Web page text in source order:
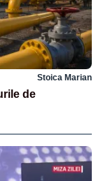
Stoica Marian
de